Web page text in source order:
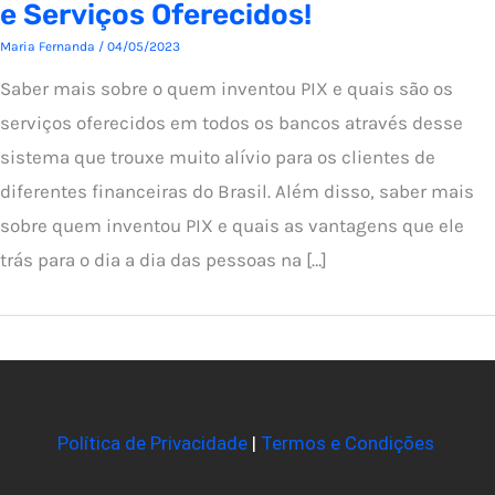
e Serviços Oferecidos!
Maria Fernanda / 04/05/2023
Saber mais sobre o quem inventou PIX e quais são os
serviços oferecidos em todos os bancos através desse
sistema que trouxe muito alívio para os clientes de
diferentes financeiras do Brasil. Além disso, saber mais
sobre quem inventou PIX e quais as vantagens que ele
trás para o dia a dia das pessoas na […]
Política de Privacidade| Termos e Condições